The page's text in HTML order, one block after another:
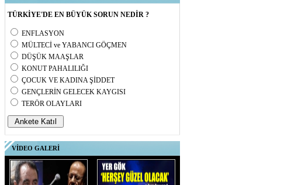
TÜRKİYE'DE EN BÜYÜK SORUN NEDİR ?
ENFLASYON
MÜLTECİ ve YABANCI GÖÇMEN
DÜŞÜK MAAŞLAR
KONUT PAHALILIĞI
ÇOCUK VE KADINA ŞİDDET
GENÇLERİN GELECEK KAYGISI
TERÖR OLAYLARI
VİDEO GALERİ